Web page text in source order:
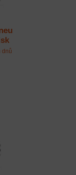
dnů